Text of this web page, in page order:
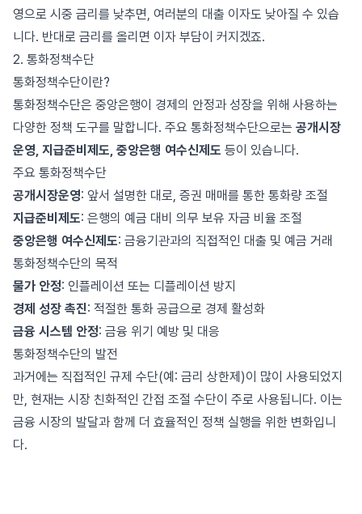
영으로 시중 금리를 낮추면, 여러분의 대출 이자도 낮아질 수 있습
니다. 반대로 금리를 올리면 이자 부담이 커지겠죠.
2. 통화정책수단
통화정책수단이란?
통화정책수단은 중앙은행이 경제의 안정과 성장을 위해 사용하는
다양한 정책 도구를 말합니다. 주요 통화정책수단으로는 공개시장
운영, 지급준비제도, 중앙은행 여수신제도 등이 있습니다.
주요 통화정책수단
공개시장운영: 앞서 설명한 대로, 증권 매매를 통한 통화량 조절
지급준비제도: 은행의 예금 대비 의무 보유 자금 비율 조절
중앙은행 여수신제도: 금융기관과의 직접적인 대출 및 예금 거래
통화정책수단의 목적
물가 안정: 인플레이션 또는 디플레이션 방지
경제 성장 촉진: 적절한 통화 공급으로 경제 활성화
금융 시스템 안정: 금융 위기 예방 및 대응
통화정책수단의 발전
과거에는 직접적인 규제 수단(예: 금리 상한제)이 많이 사용되었지
만, 현재는 시장 친화적인 간접 조절 수단이 주로 사용됩니다. 이는
금융 시장의 발달과 함께 더 효율적인 정책 실행을 위한 변화입니
다.